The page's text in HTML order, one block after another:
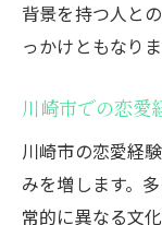
背景を持つ人と
っかけともなりま
川崎市での恋愛
川崎市の恋愛経
みを増します。
常的に異なる文